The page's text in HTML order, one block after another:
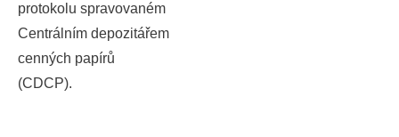
protokolu spravovaném
Centrálním depozitářem
cenných papírů
(CDCP).